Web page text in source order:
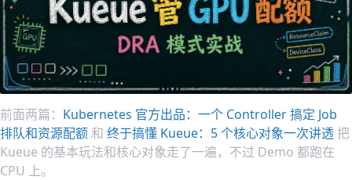
前面两篇： Kubernetes 官方出品：一个 Controller 搞定 Job
排队和资源配额和 终于搞懂 Kueue：5 个核心对象一次讲透 把
Kueue 的基本玩法和核心对象走了一遍，不过 Demo 都跑在
CPU 上。